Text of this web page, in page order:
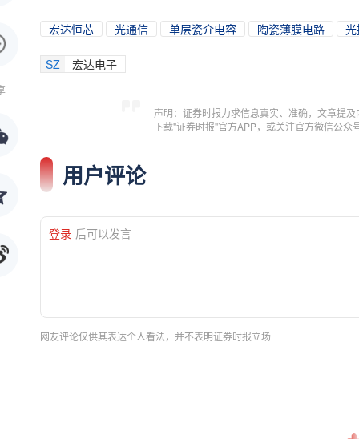
宏达恒芯 光通信 单层瓷介电容 陶瓷薄膜电路
SZ 宏达电子
声明：证券时报力求信息真实、准确，文章提
下载"证券时报"官方APP，或关注官方微信公
用户评论
登录 后可以发言
网友评论仅供其表达个人看法，并不表明证券时报立场